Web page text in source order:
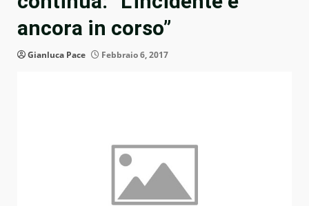
ancora in corso”
Gianluca Pace Febbraio 6, 2017